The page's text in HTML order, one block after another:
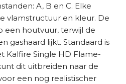
A, B en C. Elke
vlamstructuur en kleur. De
een houtvuur, terwijl de
gashaard lijkt. Standaard is
Kalfire Single HD Flame-
dit uitbreiden naar de
een nog realistischer